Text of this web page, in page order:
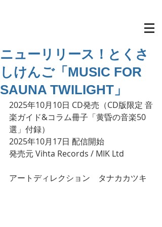
ニューリリース！とくさ
しけんご「MUSIC FOR
SAUNA TWILIGHT」
2025年10月10日 CD発売（CD版限定 音
楽ガイド&コラム冊子「黄昏の音楽50
選」付録）
2025年10月17日 配信開始
発売元 Vihta Records / MIK Ltd
アートディレクション　タナカカツキ